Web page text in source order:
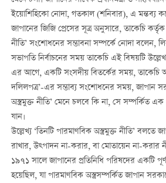
ইয়োশিহিকো নোদা, গতকাল (শনিবার), এ মন্তব্য
জাপানের জিজি প্রেসের সূত্র অনুসারে, তাকেচি কর্তৃক
নীতি’ সংশোধনের সম্ভাবনা সম্পর্কে নোদা বলেন,
সভাপতি নির্বাচনের সময় তাকেচি এই বিষয়টি
এর আগে, একটি সংসদীয় বিতর্কের সময়, তাকেচি
দলিলপত্র’-এর সম্ভাব্য সংশোধনের সময়, জাপান
অস্ত্রমুক্ত নীতি’ মেনে চলবে কি না, সে সম্পর্কিত এক
যান।
উল্লেখ্য ‘তিনটি পারমাণবিক অস্ত্রমুক্ত নীতি’ বলতে
রাখার, উত্পাদন না-করার, বা মোতায়েন না-করার
১৯৭১ সালে জাপানের প্রতিনিধি পরিষদের একটি
হয়েছিল, যা পারমাণবিক অস্ত্রসম্পর্কিত জাপান